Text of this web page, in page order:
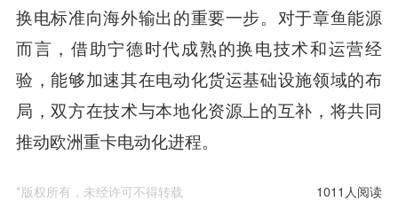
换电标准向海外输出的重要一步。对于章鱼能源
而言，借助宁德时代成熟的换电技术和运营经
验，能够加速其在电动化货运基础设施领域的布
局，双方在技术与本地化资源上的互补，将共同
推动欧洲重卡电动化进程。
*版权所有，未经许可不得转载 1011人阅读